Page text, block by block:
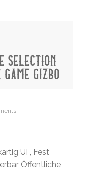
SELECTION
GIZBO
UI , Fest
Öffentliche